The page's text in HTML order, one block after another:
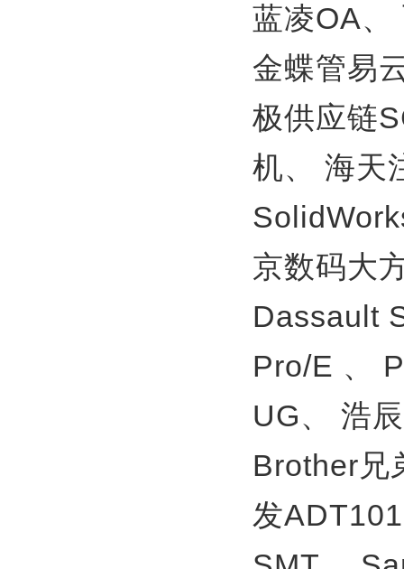
蓝凌OA、
金蝶管易
极供应链
机、
海天
京数码大
Dassault
Pro/E 、
UG、
浩
Brother兄
发